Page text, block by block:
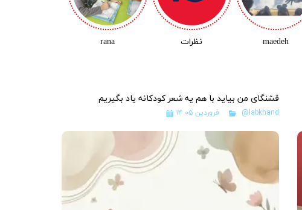
rana نظرات maedeh
قشنگای من بيايد با هم یه شعر کودکانه ياد بگیریم
۱۴ فروردین ۰۵ @labkhand